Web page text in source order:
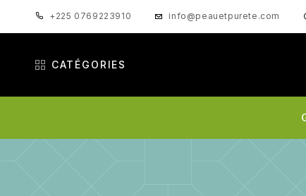
+225 0769223910 info@peauetpurete.com
CATÉGORIES